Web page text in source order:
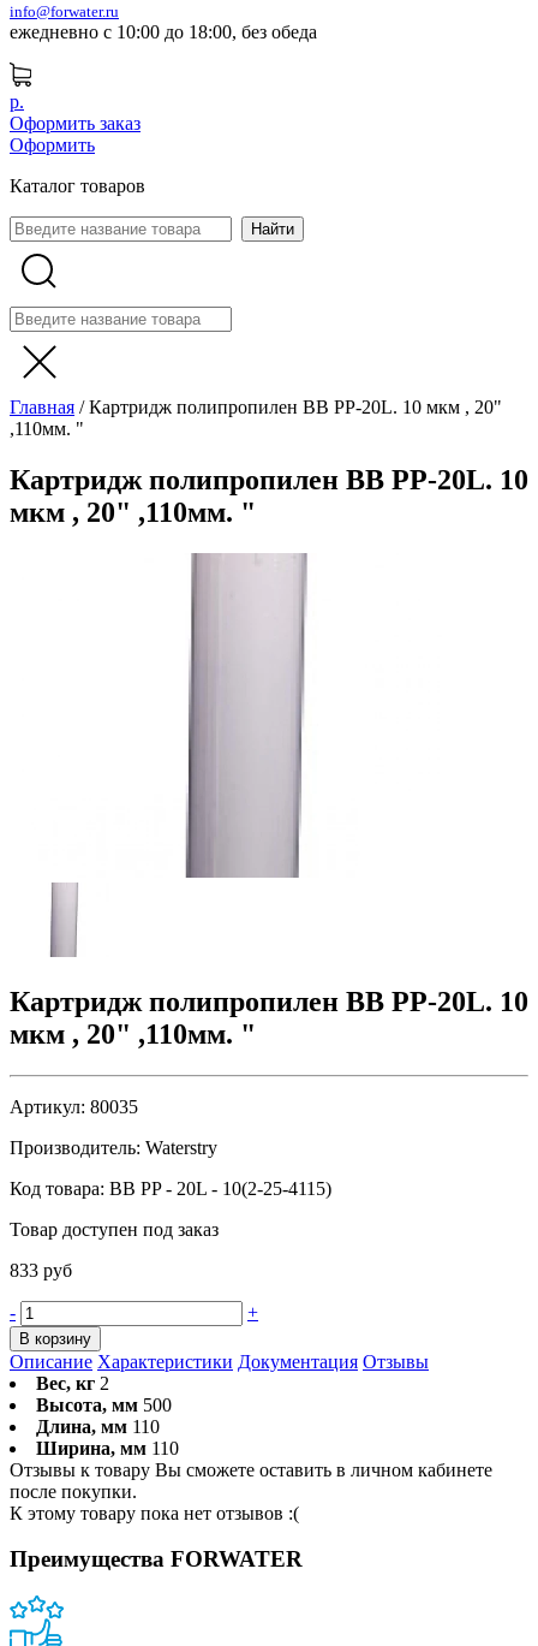
info@forwater.ru
ежедневно с 10:00 до 18:00, без обеда
р.
Оформить заказ
Оформить
Каталог товаров
Главная /Картридж полипропилен BB PP-20L. 10 мкм , 20"
,110мм. "
Картридж полипропилен BB PP-20L. 10
мкм , 20" ,110мм. "
Картридж полипропилен BB PP-20L. 10
мкм , 20" ,110мм. "
Артикул: 80035
Производитель: Waterstry
Код товара: BB PP - 20L - 10(2-25-4115)
Товар доступен под заказ
833 руб
- +
В корзину
Описание Характеристики Документация Отзывы
Вес, кг 2
Высота, мм 500
Длина, мм 110
Ширина, мм 110
Отзывы к товару Вы сможете оставить в личном кабинете
после покупки.
К этому товару пока нет отзывов :(
Преимущества FORWATER